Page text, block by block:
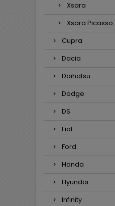
Xsara
Xsara Picasso
Cupra
Dacia
Daihatsu
Dodge
DS
Fiat
Ford
Honda
Hyundai
Infinity